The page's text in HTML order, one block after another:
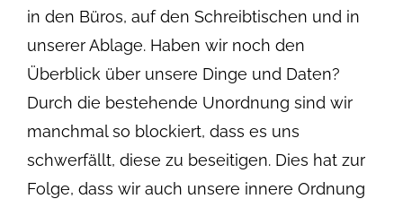
in den Büros, auf den Schreibtischen und in
unserer Ablage. Haben wir noch den
Überblick über unsere Dinge und Daten?
Durch die bestehende Unordnung sind wir
manchmal so blockiert, dass es uns
schwerfällt, diese zu beseitigen. Dies hat zur
Folge, dass wir auch unsere innere Ordnung